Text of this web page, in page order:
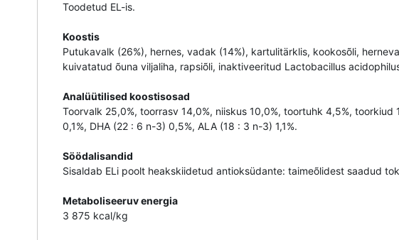
Toodetud EL-is.
Koostis
Putukavalk (26%), hernes, vadak (14%), kartulitärklis, kookosõli,
kuivatatud õuna viljaliha, rapsiõli, inaktiveeritud Lactobacillus
Analüütilised koostisosad
Toorvalk 25,0%, toorrasv 14,0%, niiskus 10,0%, toortuhk 4,5%,
0,1%, DHA (22 : 6 n-3) 0,5%, ALA (18 : 3 n-3) 1,1%.
Söödalisandid
Sisaldab ELi poolt heakskiidetud antioksüdante: taimeõlidest saadud
Metaboliseeruv energia
3 875 kcal/kg